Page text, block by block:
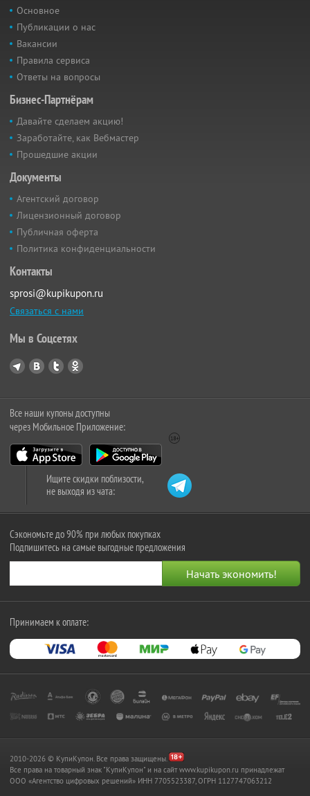
Основное
Публикации о нас
Вакансии
Правила сервиса
Ответы на вопросы
Бизнес-Партнёрам
Давайте сделаем акцию!
Заработайте, как Вебмастер
Прошедшие акции
Документы
Агентский договор
Лицензионный договор
Публичная оферта
Политика конфиденциальности
Контакты
sprosi@kupikupon.ru
Связаться с нами
Мы в Соцсетях
Все наши купоны доступны
через Мобильное Приложение:
Ищите скидки поблизости,
не выходя из чата:
Сэкономьте до 90% при любых покупках
Подпишитесь на самые выгодные предложения
Принимаем к оплате:
2010-2026 © КупиКупон. Все права защищены.
Все права на товарный знак "КупиКупон" и на сайт www.kupikupon.ru принадлежат
OOO «Агентство цифровых решений» ИНН 7705523387, ОГРН 1127747063212